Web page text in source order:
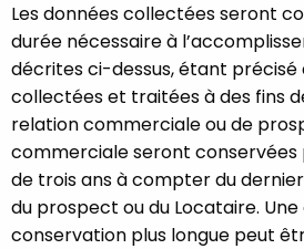
Les données collectées seront
durée nécessaire à
décrites ci-dessus, étant précisé
collectées et traitées à des fins
relation commerciale ou de
commerciale seront conservées
de trois ans à compter du
du prospect ou du Locataire.
conservation plus longue peut